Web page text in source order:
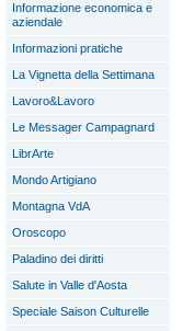
Informazione economica e
aziendale
Informazioni pratiche
La Vignetta della Settimana
Lavoro&Lavoro
Le Messager Campagnard
LibrArte
Mondo Artigiano
Montagna VdA
Oroscopo
Paladino dei diritti
Salute in Valle d'Aosta
Speciale Saison Culturelle